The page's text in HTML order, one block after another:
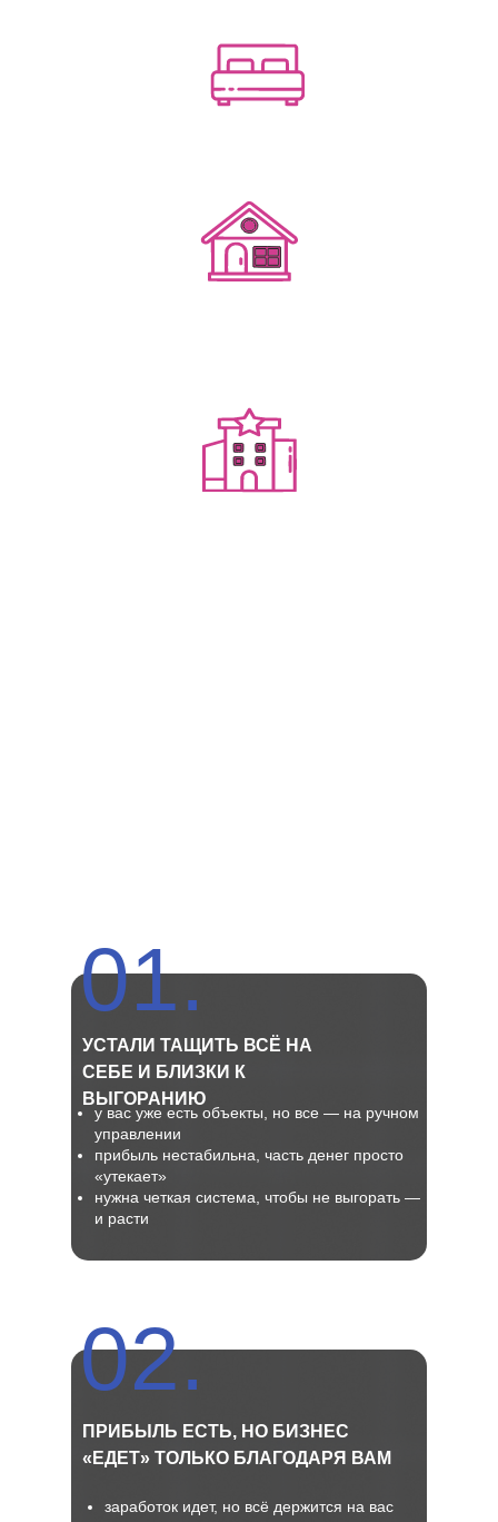
01.
02.
УСТАЛИ ТАЩИТЬ ВСЁ НА
СЕБЕ И БЛИЗКИ К
ВЫГОРАНИЮ
ПРИБЫЛЬ ЕСТЬ, НО БИЗНЕС
«ЕДЕТ» ТОЛЬКО БЛАГОДАРЯ ВАМ
у вас уже есть объекты, но все — на ручном
управлении
прибыль нестабильна, часть денег просто
«утекает»
нужна четкая система, чтобы не выгорать —
и расти
заработок идет, но всё держится на вас